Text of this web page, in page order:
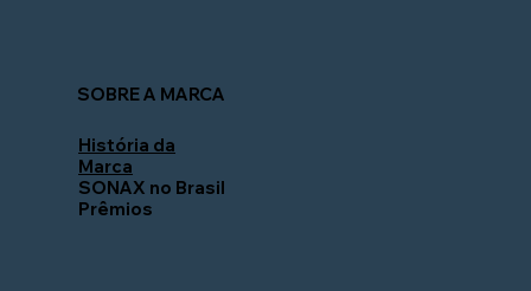
SOBRE A MARCA
História da
Marca
SONAX no Brasil
Prêmios